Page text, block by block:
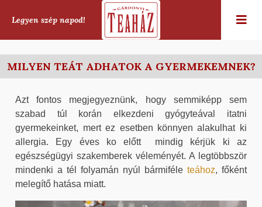
Legyen szép napod!
MILYEN TEÁT ADHATOK A GYERMEKEMNEK?
Azt fontos megjegyeznünk, hogy semmiképp sem
szabad túl korán elkezdeni gyógyteával itatni
gyermekeinket, mert ez esetben könnyen alakulhat ki
allergia. Egy éves ko előtt mindig kérjük ki az
egészségügyi szakemberek véleményét. A legtöbbször
mindenki a tél folyamán nyúl bármiféle teához, főként
melegítő hatása miatt.